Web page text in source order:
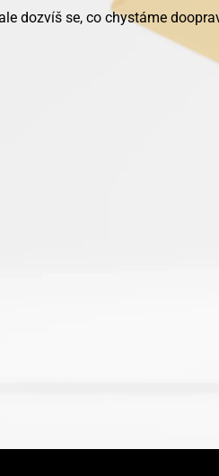
dozvíš se, co chystáme